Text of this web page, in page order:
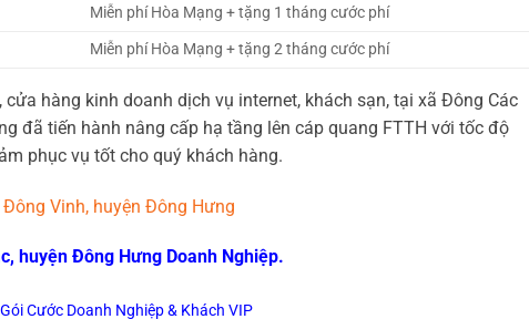
Miễn phí Hòa Mạng + tặng 1 tháng cước phí
Miễn phí Hòa Mạng + tặng 2 tháng cước phí
hàng kinh doanh dịch vụ internet, khách sạn, tại xã Đông Các
đã tiến hành nâng cấp hạ tầng lên cáp quang FTTH với tốc độ
phục vụ tốt cho quý khách hàng.
Vinh, huyện Đông Hưng
huyện Đông Hưng Doanh Nghiệp.
Gói Cước Doanh Nghiệp & Khách VIP